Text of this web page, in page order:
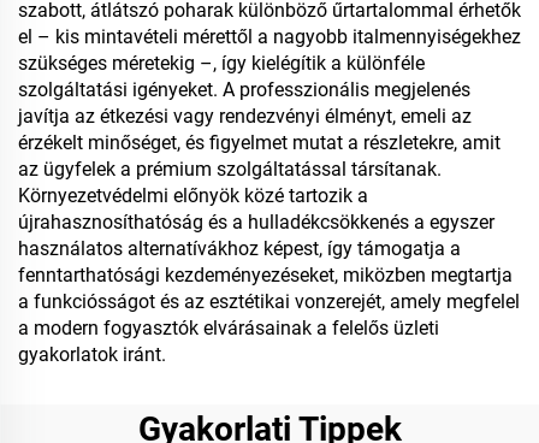
szabott, átlátszó poharak különböző űrtartalommal érhetők
el – kis mintavételi mérettől a nagyobb italmennyiségekhez
szükséges méretekig –, így kielégítik a különféle
szolgáltatási igényeket. A professzionális megjelenés
javítja az étkezési vagy rendezvényi élményt, emeli az
érzékelt minőséget, és figyelmet mutat a részletekre, amit
az ügyfelek a prémium szolgáltatással társítanak.
Környezetvédelmi előnyök közé tartozik a
újrahasznosíthatóság és a hulladékcsökkenés a egyszer
használatos alternatívákhoz képest, így támogatja a
fenntarthatósági kezdeményezéseket, miközben megtartja
a funkciósságot és az esztétikai vonzerejét, amely megfelel
a modern fogyasztók elvárásainak a felelős üzleti
gyakorlatok iránt.
Gyakorlati Tippek